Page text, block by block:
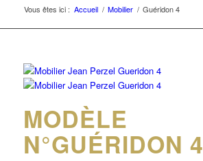
Vous êtes ici : Accueil / Mobilier / Guéridon 4
MODÈLE
N°GUÉRIDON 4